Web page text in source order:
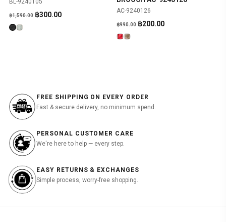
BL-9240105
฿1,590.00 Original
฿300.00Current
AC-9240126
฿990.00 Original
฿200.00Current
FREE SHIPPING ON EVERY ORDER
Fast & secure delivery, no minimum spend.
PERSONAL CUSTOMER CARE
We're here to help — every step.
EASY RETURNS & EXCHANGES
Simple process, worry-free shopping.